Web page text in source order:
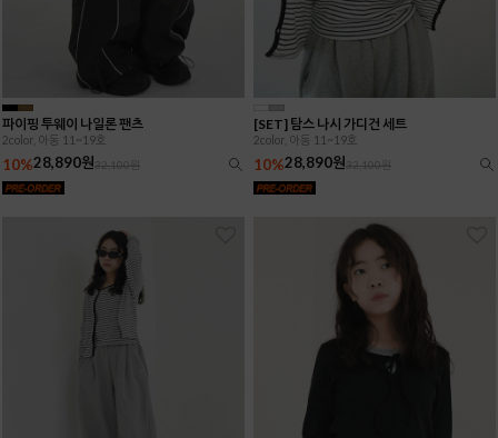
파이핑 투웨이 나일론 팬츠
2color, 아동 11~19호
10%28,890원32,100원
[SET] 탐스 나시 가디건 세트
2color, 아동 11~19호
10%28,890원32,100원